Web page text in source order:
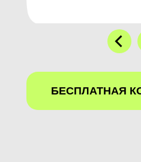
БЕСПЛАТНАЯ